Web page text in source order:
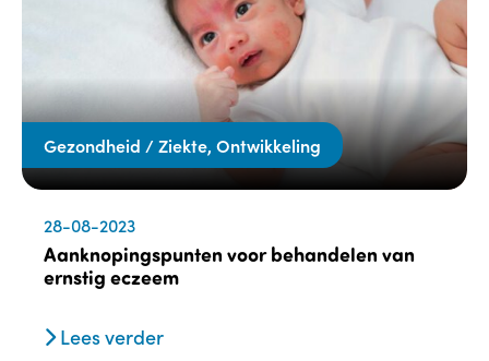
Gezondheid / Ziekte, Ontwikkeling
28-08-2023
Aanknopingspunten voor behandelen van
ernstig eczeem
Lees verder